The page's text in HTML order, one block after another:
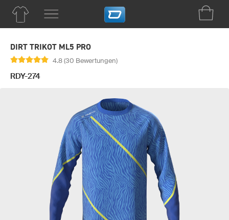
DIRT TRIKOT ML5 PRO
4.8 (30 Bewertungen)
RDY-274